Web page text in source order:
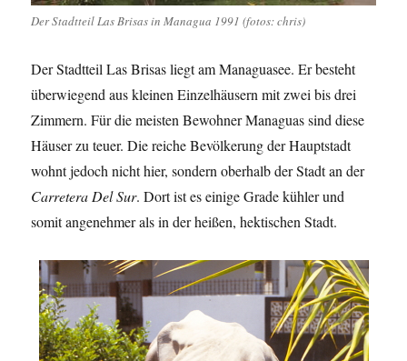
Der Stadtteil Las Brisas in Managua 1991 (fotos: chris)
Der Stadtteil Las Brisas liegt am Managuasee. Er besteht
überwiegend aus kleinen Einzelhäusern mit zwei bis drei
Zimmern. Für die meisten Bewohner Managuas sind diese
Häuser zu teuer. Die reiche Bevölkerung der Hauptstadt
wohnt jedoch nicht hier, sondern oberhalb der Stadt an der
Carretera Del Sur. Dort ist es einige Grade kühler und
somit angenehmer als in der heißen, hektischen Stadt.